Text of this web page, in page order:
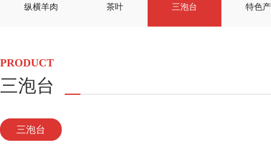
纵横羊肉 茶叶 三泡台 特色
PRODUCT
三泡台
三泡台